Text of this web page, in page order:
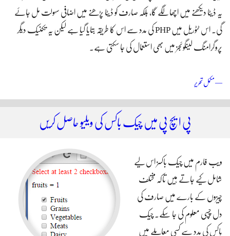
یہ ڈیٹا دیکھنے میں اچھا لگے گا، بلکہ صارف کو ڈیٹا پڑھنے میں اضافی سہولت مل جائے
گی۔ اس ٹٹوریل میں PHP کی مدد سے اس کا طریقہ بتایا گیا ہے لیکن یہ تکنیک دیگر
پروگرامنگ لینگوئجز میں بھی استعمال کی جا سکتی ہے۔
— مکمل تحریر
پی ایچ پی میں چیک باکس کی ویلیو حاصل کریں
ویب فارم میں چیک باکسز اس لیے
شامل کیے جاتے ہیں تاکہ مختلف
چیزوں کے بارے میں صارف کی
دل چسپی معلوم کی جا سکے۔ چیک
باکس کی مدد سے کسی معاملے میں